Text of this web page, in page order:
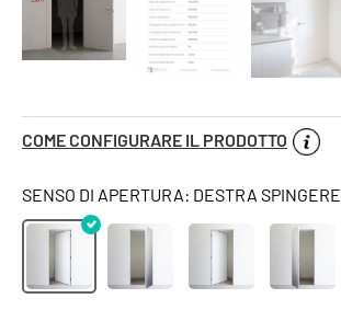
COME CONFIGURARE IL PRODOTTO
SENSO DI APERTURA: DESTRA SPINGERE